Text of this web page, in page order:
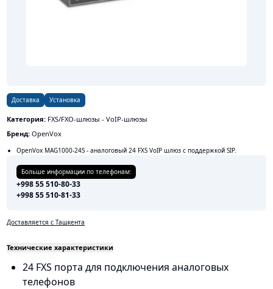
Доставка Установка
Категория: FXS/FXO-шлюзы - VoIP-шлюзы
Бренд:OpenVox
OpenVox MAG1000-24S - аналоговый 24 FXS VoIP шлюз с поддержкой SIP.
Больше информации по телефонам:
+998 55 510-80-33
+998 55 510-81-33
Доставляется с Ташкента
Технические характеристики
24 FXS порта для подключения аналоговых
телефонов